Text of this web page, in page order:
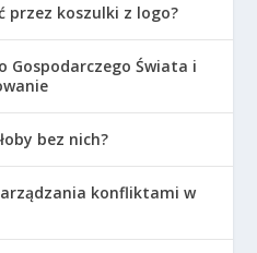
przez koszulki z logo?
Gospodarczego Świata i
bez nich?
konfliktami w